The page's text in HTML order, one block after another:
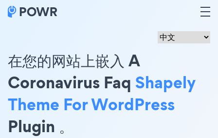
在您的网站上嵌入 A
Coronavirus Faq Shapely
Theme For WordPress
Plugin 。